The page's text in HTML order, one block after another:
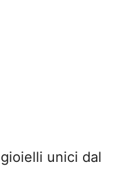
unici dal